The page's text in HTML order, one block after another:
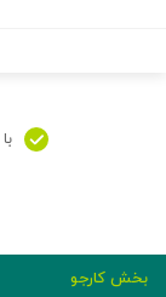
با
بخش کارجو